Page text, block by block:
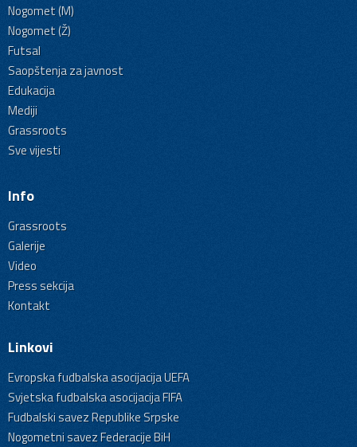
Nogomet (M)
Nogomet (Ž)
Futsal
Saopštenja za javnost
Edukacija
Mediji
Grassroots
Sve vijesti
Info
Grassroots
Galerije
Video
Press sekcija
Kontakt
Linkovi
Evropska fudbalska asocijacija UEFA
Svjetska fudbalska asocijacija FIFA
Fudbalski savez Republike Srpske
Nogometni savez Federacije BiH